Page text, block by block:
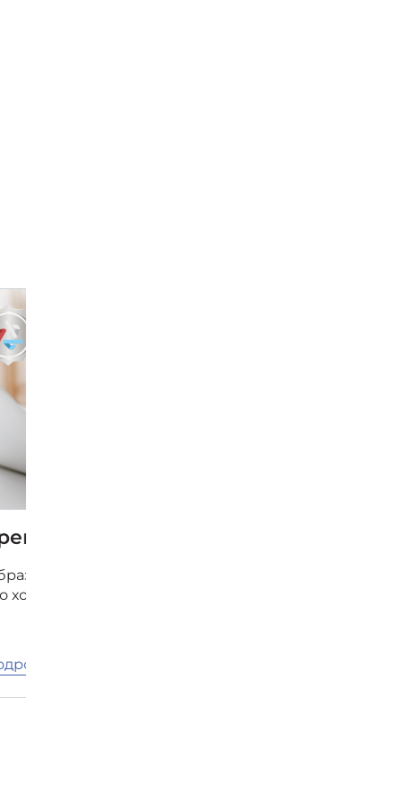
работа с трендами
курс «Трендвотчинг: работа с
хочет развить инновационное мышление и